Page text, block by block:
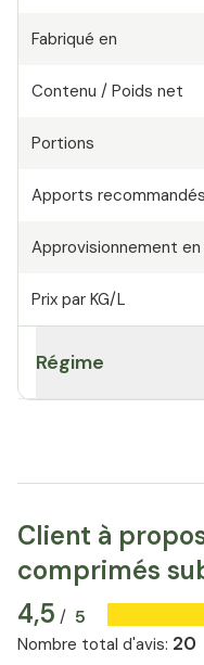
Fabriqué en
Contenu / Poids net
Portions
Apports recommandés
Approvisionnement en
Prix par KG/L
Régime
Client à
comprimés
4,5 / 5
Nombre total d'avis: 20